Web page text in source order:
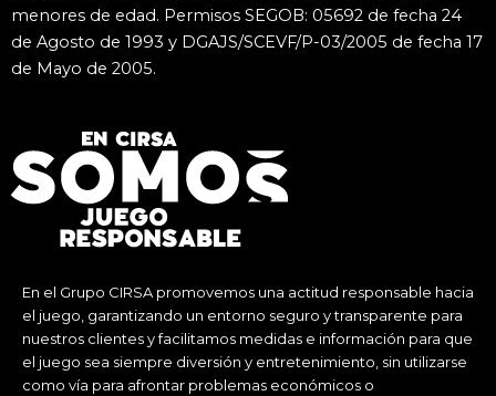
menores de edad. Permisos SEGOB: 05692 de fecha 24
de Agosto de 1993 y DGAJS/SCEVF/P-03/2005 de fecha 17
de Mayo de 2005.
En el Grupo CIRSA promovemos una actitud responsable hacia
el juego, garantizando un entorno seguro y transparente para
nuestros clientes y facilitamos medidas e información para que
el juego sea siempre diversión y entretenimiento, sin utilizarse
como vía para afrontar problemas económicos o